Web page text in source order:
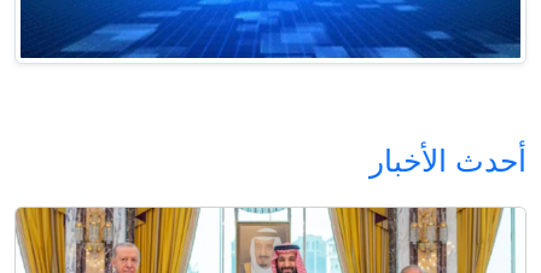
أحدث الأخبار